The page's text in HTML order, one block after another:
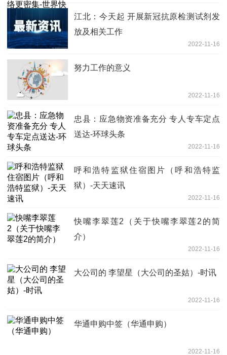
江北：今天起 开展新冠抗原检测试剂发
放及相关工作
2022-11-16
努力工作的意义
2022-11-16
忠县：应急物资准备充分 专人专车定点
送达-环球头条
2022-11-16
呼和浩特监狱住宿图片（呼和浩特监
狱）-天天速讯
2022-11-16
快嘴李翠莲2（关于快嘴李翠莲2的简
介）
2022-11-16
大公司的 李望星（大公司的圣姑）-时讯
2022-11-16
华通申购中签（华通申购）
2022-11-16